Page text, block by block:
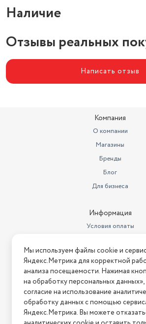
Наличие
Отзывы реальных
Написать отзыв
Компания
О компании
Магазины
Бренды
Блог
Для бизнеса
Информация
Условия оплаты
Условия возврата
Нашли ошибку на сайте?
2026 © Интернет-магазин "АстМаркет".
Мы используем файлы cookie и
Яндекс.Метрика для корректной
анализа посещаемости. Нажимая
на обработку персональных
согласие на использование
обработку данных с помощью
Яндекс.Метрика. Вы можете